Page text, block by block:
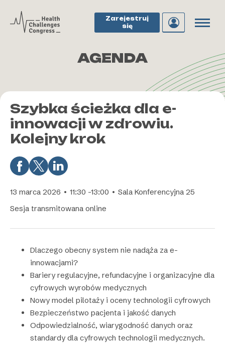
Zarejestruj
się
AGENDA
Szybka ścieżka dla e-
innowacji w zdrowiu.
Kolejny krok
13 marca 2026 • 11:30 -13:00 • Sala Konferencyjna 25
Sesja transmitowana online
Dlaczego obecny system nie nadąża za e-
innowacjami?
Bariery regulacyjne, refundacyjne i organizacyjne dla
cyfrowych wyrobów medycznych
Nowy model pilotaży i oceny technologii cyfrowych
Bezpieczeństwo pacjenta i jakość danych
Odpowiedzialność, wiarygodność danych oraz
standardy dla cyfrowych technologii medycznych.